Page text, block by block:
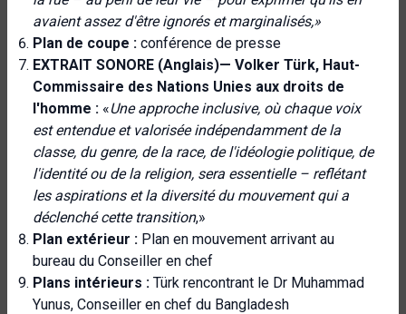
avaient assez d'être ignorés et marginalisés,»
Plan de coupe : conférence de presse
EXTRAIT SONORE (Anglais)— Volker Türk, Haut-
Commissaire des Nations Unies aux droits de
l'homme : «Une approche inclusive, où chaque voix
est entendue et valorisée indépendamment de la
classe, du genre, de la race, de l'idéologie politique, de
l'identité ou de la religion, sera essentielle – reflétant
les aspirations et la diversité du mouvement qui a
déclenché cette transition,»
Plan extérieur : Plan en mouvement arrivant au
bureau du Conseiller en chef
Plans intérieurs : Türk rencontrant le Dr Muhammad
Yunus, Conseiller en chef du Bangladesh